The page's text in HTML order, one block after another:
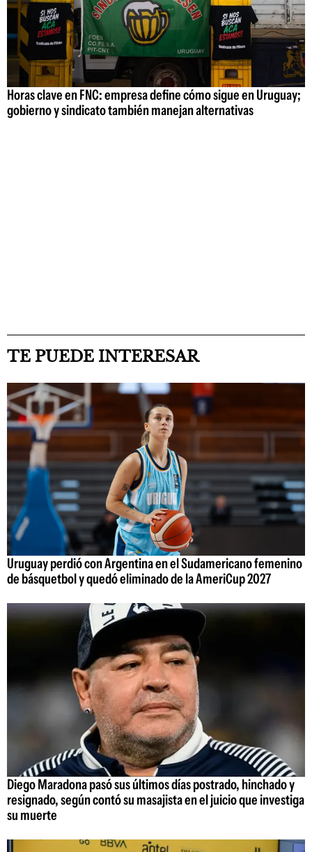
Horas clave en FNC: empresa define cómo sigue en Uruguay;
gobierno y sindicato también manejan alternativas
TE PUEDE INTERESAR
Uruguay perdió con Argentina en el Sudamericano femenino
de básquetbol y quedó eliminado de la AmeriCup 2027
Diego Maradona pasó sus últimos días postrado, hinchado y
resignado, según contó su masajista en el juicio que investiga
su muerte